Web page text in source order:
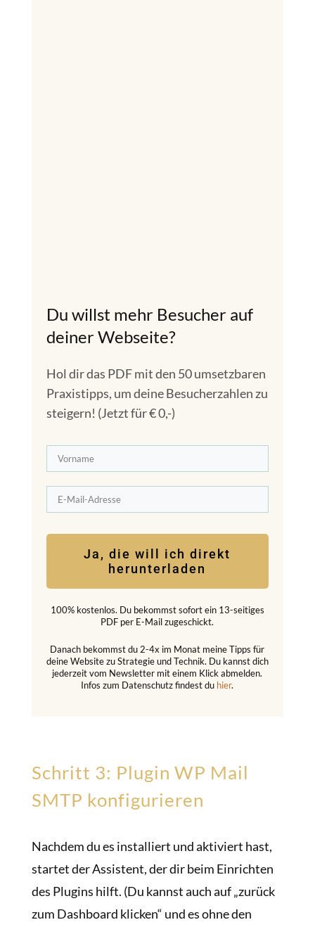
Du willst mehr Besucher auf
deiner Webseite?
Hol dir das PDF mit den 50 umsetzbaren
Praxistipps, um deine Besucherzahlen zu
steigern! (Jetzt für € 0,-)
Ja, die will ich direkt
herunterladen
100% kostenlos. Du bekommst sofort ein 13-seitiges
PDF per E-Mail zugeschickt.
Danach bekommst du 2-4x im Monat meine Tipps für
deine Website zu Strategie und Technik. Du kannst dich
jederzeit vom Newsletter mit einem Klick abmelden.
Infos zum Datenschutz findest du hier.
Schritt 3: Plugin WP Mail
SMTP konfigurieren
Nachdem du es installiert und aktiviert hast,
startet der Assistent, der dir beim Einrichten
des Plugins hilft. (Du kannst auch auf „zurück
zum Dashboard klicken“ und es ohne den